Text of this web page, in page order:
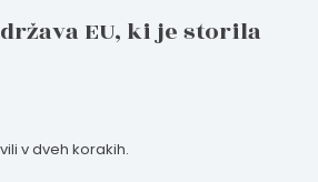
EU, ki je storila
v dveh korakih.